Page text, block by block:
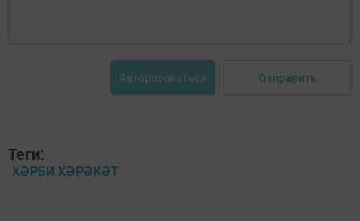
Авторизоваться Отправить
Теги:
ХӘРБИ ХӘРӘКӘТ